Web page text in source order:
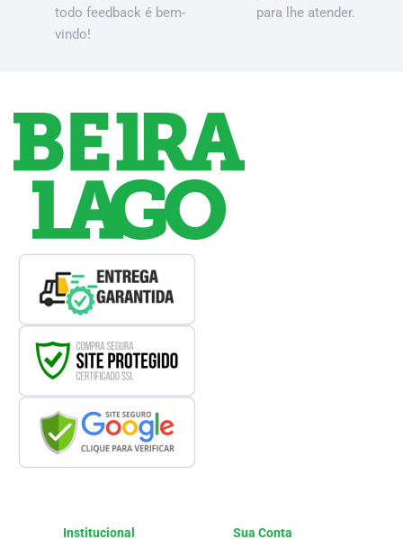
todo feedback é bem-
vindo!
para lhe atender.
Institucional
Sua Conta